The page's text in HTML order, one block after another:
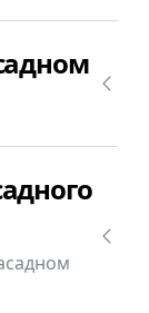
сколько
окна в